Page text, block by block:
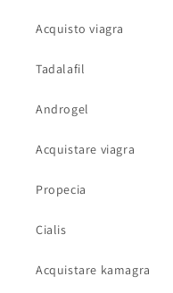
Acquisto viagra
Tadalafil
Androgel
Acquistare viagra
Propecia
Cialis
Acquistare kamagra